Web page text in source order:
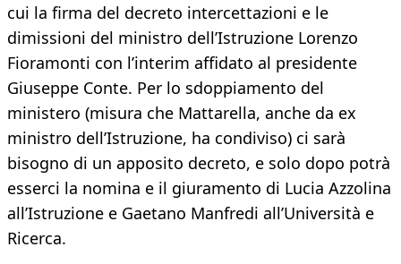
cui la firma del decreto intercettazioni e le
dimissioni del ministro dell’Istruzione Lorenzo
Fioramonti con l’interim affidato al presidente
Giuseppe Conte. Per lo sdoppiamento del
ministero (misura che Mattarella, anche da ex
ministro dell’Istruzione, ha condiviso) ci sarà
bisogno di un apposito decreto, e solo dopo potrà
esserci la nomina e il giuramento di Lucia Azzolina
all’Istruzione e Gaetano Manfredi all’Università e
Ricerca.